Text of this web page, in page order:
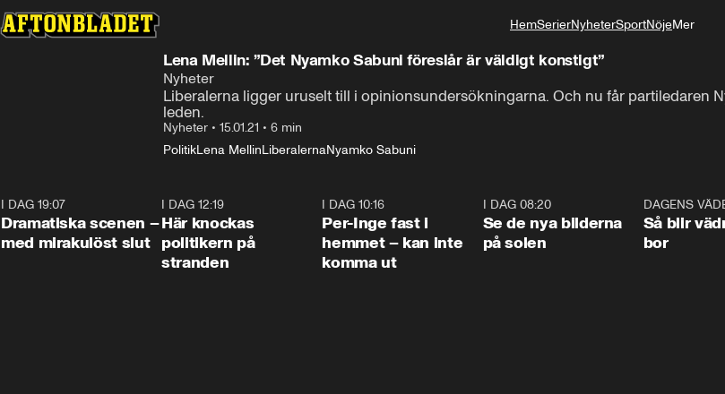
HemSerierNyheterSportNöjeMer
Lena Mellin: ”Det Nyamko Sabuni föreslår är väldigt konstigt”
Nyheter
Liberalerna ligger uruselt till i opinionsundersökningarna. Och nu får partiledaren
leden.
Nyheter • 15.01.21 • 6 min
PolitikLena MellinLiberalernaNyamko Sabuni
I DAG 19:07
Dramatiska scenen –
med mirakulöst slut
I DAG 12:19
Här knockas
politikern på
stranden
I DAG 10:16
Per-Inge fast i
hemmet – kan inte
komma ut
I DAG 08:20
Se de nya bilderna
på solen
DAGENS
Så blir
bor